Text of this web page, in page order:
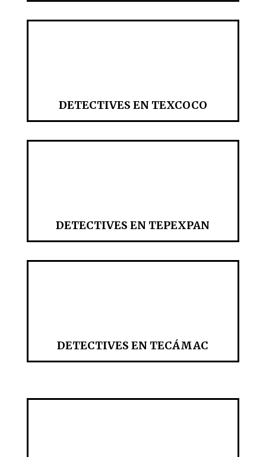
DETECTIVES EN TEXCOCO
DETECTIVES EN TEPEXPAN
DETECTIVES EN TECÁMAC